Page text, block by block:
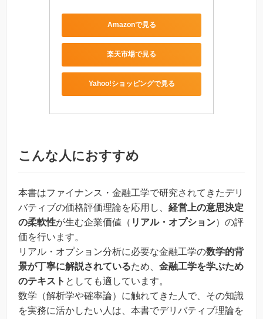
Amazonで見る
楽天市場で見る
Yahoo!ショッピングで見る
こんな人におすすめ
本書はファイナンス・金融工学で研究されてきたデリ
バティブの価格評価理論を応用し、 経営上の意思決定
の柔軟性が生む企業価値（ リアル・オプション）の評
価を行います。
リアル・オプション分析に必要な金融工学の数学的背
景が丁寧に解説されているため、 金融工学を学ぶため
のテキスト としても適しています。
数学（解析学や確率論）に触れてきた人で、その知識
を実務に活かしたい人は、本書でデリバティブ理論を